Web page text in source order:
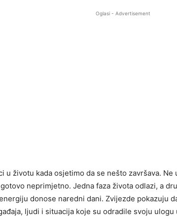
Oglasi - Advertisement
u životu kada osjetimo da se nešto završava. Ne
neprimjetno. Jedna faza života odlazi, a
donose naredni dani. Zvijezde pokazuju
ljudi i situacija koje su odradile svoju ulogu